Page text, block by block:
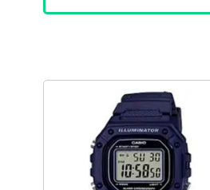
Brico e Giardinaggio
Salute e igiene
Beauty